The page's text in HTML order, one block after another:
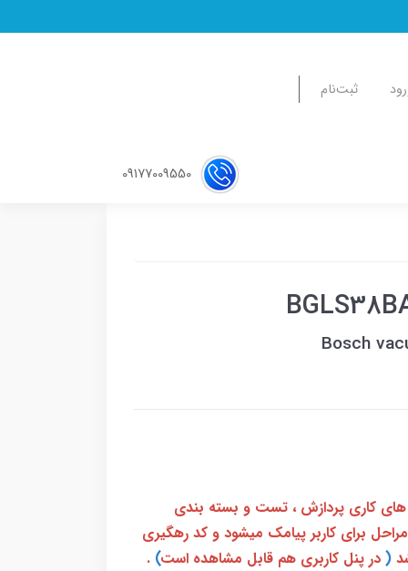
ثبت‌نام
Bosch
های کاری پردازش ، تست و بسته بندی
برای کاربر پیامک میشود و کد رهگیری
( در پنل کاربری هم قابل مشاهده است)
.